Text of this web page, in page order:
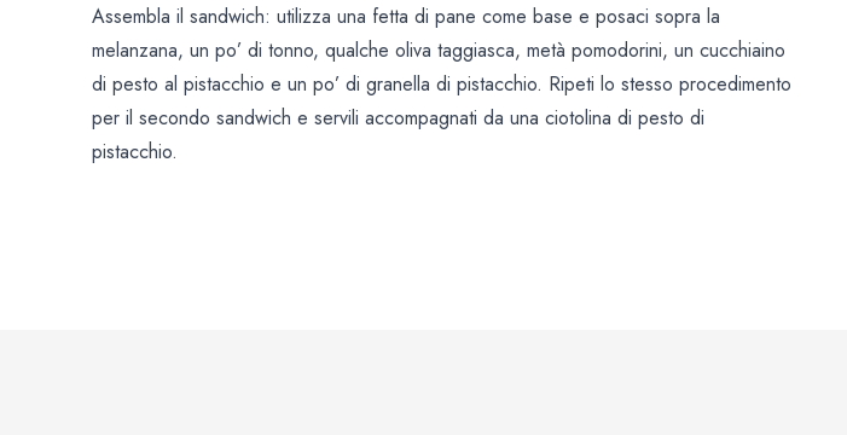
Assembla il sandwich: utilizza una fetta di pane come base e posaci sopra la
melanzana, un po’ di tonno, qualche oliva taggiasca, metà pomodorini, un cucchiaino
di pesto al pistacchio e un po’ di granella di pistacchio. Ripeti lo stesso procedimento
per il secondo sandwich e servili accompagnati da una ciotolina di pesto di
pistacchio.